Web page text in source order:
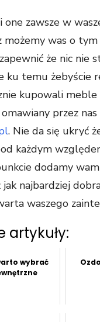
zawsze w
możemy was o tym
że nic nie
ku temu żebyście
kupowali
przez nas
. Nie da się ukryć
każdym
dodamy
najbardziej
waszego
artykuły:
wybrać